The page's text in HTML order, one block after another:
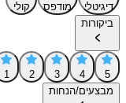
דיגיטלי מודפס
קולי
ביקורות
5
4
3
2
1
מבצעים/הנחות